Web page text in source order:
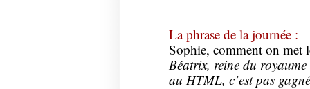
La phrase de la journée :
Sophie, comment on met
Béatrix, reine du
au HTML, c’est pas